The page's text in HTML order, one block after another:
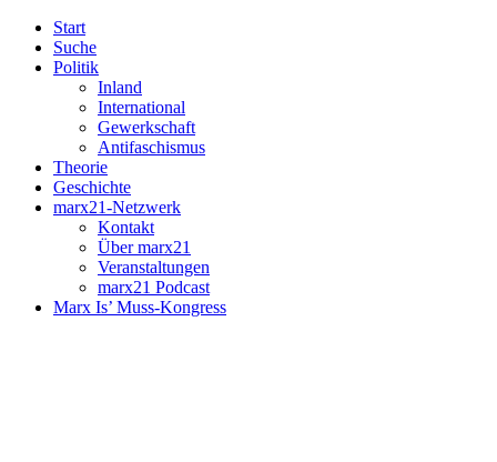
Start
Suche
Politik
Inland
International
Gewerkschaft
Antifaschismus
Theorie
Geschichte
marx21-Netzwerk
Kontakt
Über marx21
Veranstaltungen
marx21 Podcast
Marx Is’ Muss-Kongress